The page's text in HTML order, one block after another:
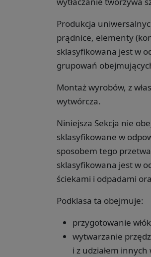
Produkcja
prądnice, elementy
sklasyfikowana jest w
grupowań
Montaż wyrobów, z
wytwórcza.
Niniejsza Sekcja nie
sklasyfikowane w
sposobem tego
sklasyfikowana jest w
ściekami i odpadami
Podklasa ta obejmuje:
przygotowanie
wytwarzanie
i z udziałem